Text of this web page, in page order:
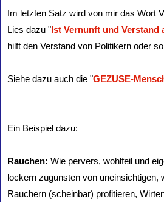
Im letzten Satz wird von mir das Wort
Lies dazu "Ist Vernunft und Verstand
hilft den Verstand von Politikern oder
Siehe dazu auch die "GEZUSE-
Ein Beispiel dazu:
Rauchen: Wie pervers, wohlfeil und
lockern zugunsten von uneinsichtigen,
Rauchern (scheinbar) profitieren,